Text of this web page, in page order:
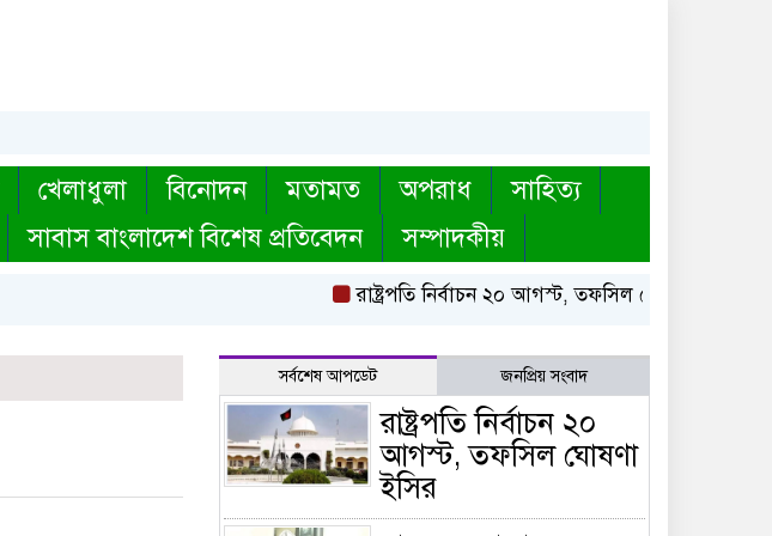
খেলাধুলা বিনোদন মতামত অপরাধ
সাহিত্য
সাবাস বাংলাদেশ বিশেষ প্রতিবেদন সম্পাদকীয়
রাষ্ট্রপতি নির্বাচন ২০ আগস্ট, তফসিল ঘোষণা ইসির
সর্বশেষ আপডেট জনপ্রিয় সংবাদ
রাষ্ট্রপতি নির্বাচন ২০
আগস্ট, তফসিল ঘোষণা
ইসির